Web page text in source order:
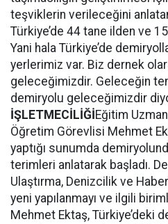
teşviklerin verileceğini
Türkiye’de 44 tane ilden ve
Yani hala Türkiye’de
yerlerimiz var. Biz dernek
geleceğimizdir. Geleceğin
demiryolu geleceğimizdir
İŞLETMECİLİĞİEğitim
Öğretim Görevlisi Mehmet
yaptığı sunumda
terimleri anlatarak başladı.
Ulaştırma, Denizcilik ve
yeni yapılanmayı ve ilgili
Mehmet Ektaş, Türkiye’deki